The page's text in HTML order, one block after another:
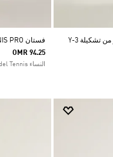
بنطال رياضي بشعار الخطوط الثلاثة المبتكر من تشكيلة Y-3
فستان Y-3 TENNIS PRO
OMR 94.25
النساء Padel Tennis